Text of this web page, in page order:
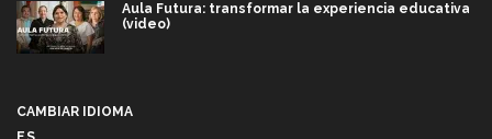
Aula Futura: transformar la experiencia educativa
(video)
CAMBIAR IDIOMA